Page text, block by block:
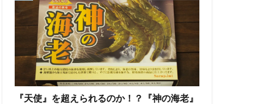
『天使』を超えられるのか！？『神の海老』